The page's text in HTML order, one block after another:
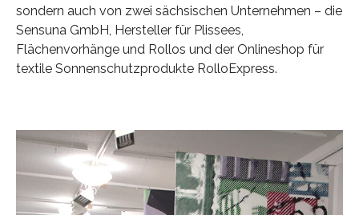
sondern auch von zwei sächsischen Unternehmen – die
Sensuna GmbH, Hersteller für Plissees,
Flächenvorhänge und Rollos und der Onlineshop für
textile Sonnenschutzprodukte RolloExpress.